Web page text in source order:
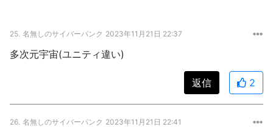
25. 名無しのサイバーパンク 2023年11月21日 22:37
多次元宇宙(ユニティ違い)
返信 2
26. 名無しのサイバーパンク 2023年11月21日 22:41